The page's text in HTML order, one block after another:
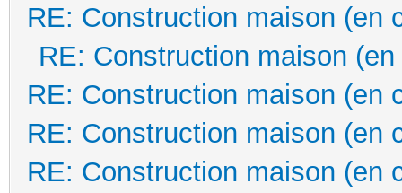
RE: Construction maison (en
RE: Construction maison
RE: Construction maison (en
RE: Construction maison (en
RE: Construction maison (en